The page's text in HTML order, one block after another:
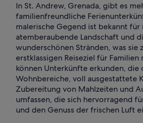
In St. Andrew, Grenada, gibt es
familienfreundliche
malerische Gegend ist bekannt für
atemberaubende Landschaft und
wunderschönen Stränden, was sie
erstklassigen Reiseziel für Familien
können Unterkünfte erkunden,
Wohnbereiche, voll ausgestattete
Zubereitung von Mahlzeiten und
umfassen, die sich hervorragend
und den Genuss der frischen Luft